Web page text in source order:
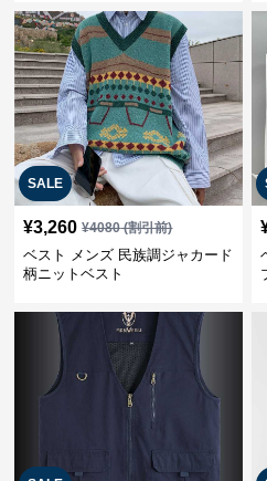
SALE
¥3,260 ¥4080(割引前)
ベスト メンズ 民族調ジャカード
柄ニットベスト